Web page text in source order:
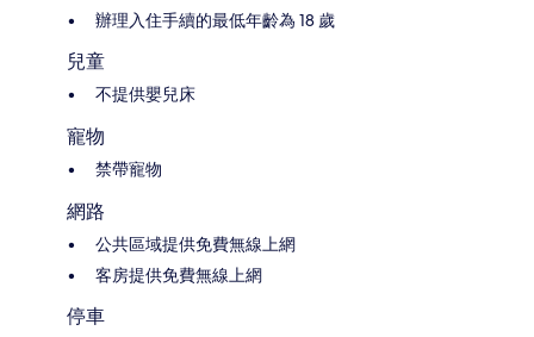
辦理入住手續的最低年齡為 18 歲
兒童
不提供嬰兒床
寵物
禁帶寵物
網路
公共區域提供免費無線上網
客房提供免費無線上網
停車